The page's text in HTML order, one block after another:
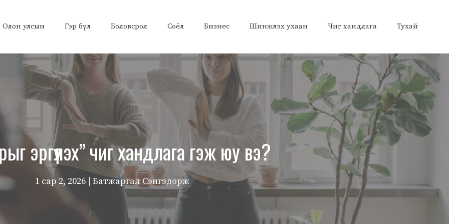
Олон улсын Гэр бүл Боловсрол Соёл Бизнес Шинжлэх ухаан Чиг хандлага Тухай
эргүүлэх” чиг хандлага гэж юу вэ?
1 сар 2, 2026 | Батжаргал Сэнгэдорж